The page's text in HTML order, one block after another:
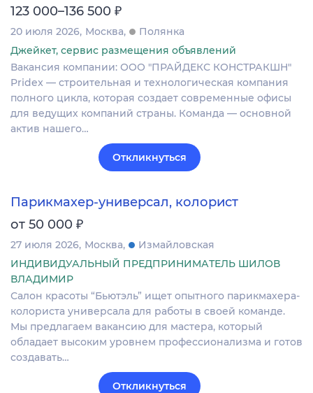
123 000–136 500 ₽
20 июля 2026 Москва
Полянка
Джейкет, сервис размещения объявлений
Вакансия компании: ООО "ПРАЙДЕКС КОНСТРАКШН"
Pridex — строительная и технологическая компания
полного цикла, которая создает современные офисы
для ведущих компаний страны. Команда — основной
актив нашего…
Откликнуться
Парикмахер-универсал, колорист
от 50 000 ₽
27 июля 2026 Москва
Измайловская
ИНДИВИДУАЛЬНЫЙ ПРЕДПРИНИМАТЕЛЬ ШИЛОВ
ВЛАДИМИР
Салон красоты “Бьютэль” ищет опытного парикмахера-
колориста универсала для работы в своей команде.
Мы предлагаем вакансию для мастера, который
обладает высоким уровнем профессионализма и готов
создавать…
Откликнуться